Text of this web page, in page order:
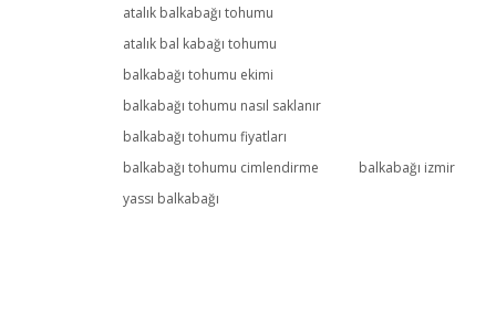
atalık balkabağı tohumu
atalık bal kabağı tohumu
balkabağı tohumu ekimi
balkabağı tohumu nasıl saklanır
balkabağı tohumu fiyatları
balkabağı tohumu cimlendirme
balkabağı izmir
yassı balkabağı